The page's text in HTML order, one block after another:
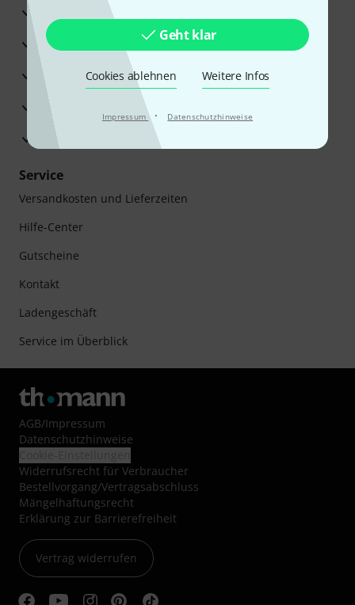
Geht klar
Cookies ablehnen Weitere Infos
Impressum · Datenschutzhinweise
30 Tage Money-Back-Garantie
Reparaturservice
Beratung durch Fachexperten
Zufriedenheitsgarantie
Europas größtes Versandlager
Service
Versandkosten und Lieferzeiten
Hilfe-Center
Gutscheine
Kontakt
Ladengeschäft
Service im Überblick
AGB/Impressum
Datenschutzhinweise
Widerrufsrecht für Verbraucher
Bestellvorgang/Vertragsabschluss
Mängelhaftungsrecht
Erklärung zur Barrierefreiheit
Vertrag widerrufen